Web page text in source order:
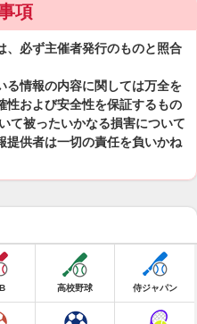
項
、必ず主催者発行のものと照合
る情報の内容に関しては万全を
性および安全性を保証するもの
て被ったいかなる損害について
提供者は一切の責任を負いかね
高校野球 侍ジャパン